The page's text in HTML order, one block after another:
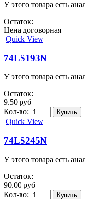
У этого товара есть
Остаток:
Цена договорная
Quick View
74LS193N
У этого товара есть
Остаток:
9.50 руб
Кол-во:
Quick View
74LS245N
У этого товара есть
Остаток:
90.00 руб
Кол-во: